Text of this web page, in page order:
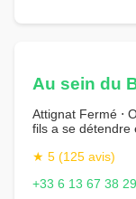
Au sein du
Attignat Fermé ⋅
fils a se détendre
★ 5 (125 avis)
+33 6 13 67 38 29